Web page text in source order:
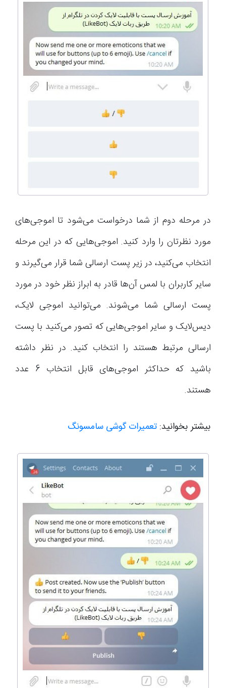
در مرحله دوم از شما درخواست می‌شود تا اموجی‌های
مورد نظرتان را وارد کنید. اموجی‌هایی که در این مرحله
انتخاب می‌کنید، در زیر پست ارسالی شما قرار می‌گیرند و
سایر کاربران با لمس آن‌ها قادر به ابراز نظر خود در مورد
پست ارسالی شما می‌شوند. می‌توانید اموجی لایک،
دیس‌لایک و سایر اموجی‌هایی که تصور می‌کنید با پست
ارسالی مرتبط هستند را انتخاب کنید. در نظر داشته
باشید که حداکثر اموجی‌های قابل انتخاب 6 عدد
هستند.
بیشتر بخوانید: تعمیرات گوشی سامسونگ